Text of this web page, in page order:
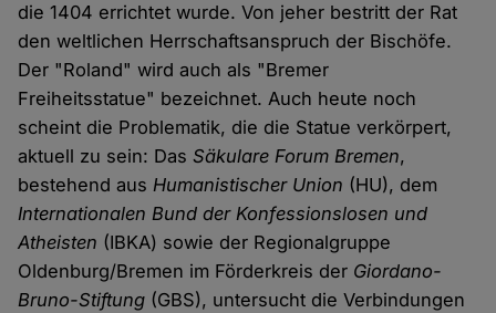
die 1404 errichtet wurde. Von jeher bestritt der Rat
den weltlichen Herrschaftsanspruch der Bischöfe.
Der "Roland" wird auch als "Bremer
Freiheitsstatue" bezeichnet. Auch heute noch
scheint die Problematik, die die Statue verkörpert,
aktuell zu sein: DasSäkulare Forum Bremen,
bestehend ausHumanistischer Union (HU), dem
Internationalen Bund der Konfessionslosen und
Atheisten (IBKA) sowie der Regionalgruppe
Oldenburg/Bremen im Förderkreis der Giordano-
Bruno-Stiftung (GBS), untersucht die Verbindungen